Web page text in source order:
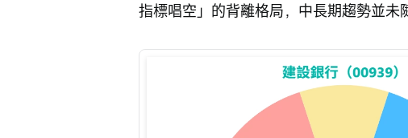
指標唱空」的背離格局，中長期趨勢並未